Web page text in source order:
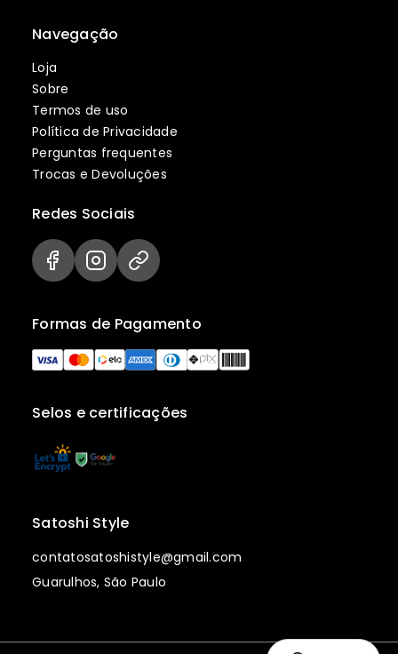
Navegação
Loja
Sobre
Termos de uso
Política de Privacidade
Perguntas frequentes
Trocas e Devoluções
Selos e certificações
Formas de Pagamento
Redes Sociais
Satoshi Style
contatosatoshistyle@gmail.com
Guarulhos, São Paulo